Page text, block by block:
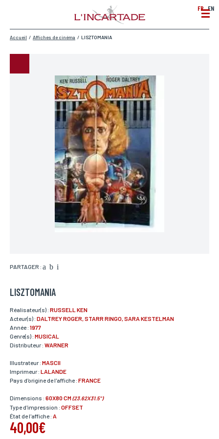
FR EN
Accueil / Affiches de cinéma / LISZTOMANIA
PARTAGER :
LISZTOMANIA
Réalisateur(s) : RUSSELL KEN
Acteur(s) : DALTREY ROGER, STARR RINGO, SARA KESTELMAN
Année : 1977
Genre(s) : MUSICAL
Distributeur : WARNER
Illustrateur : MASCII
Imprimeur : LALANDE
Pays d'origine de l'affiche : FRANCE
Dimensions : 60X80 CM(23.62X31.5")
Type d'impression : OFFSET
État de l'affiche : A
40,00€